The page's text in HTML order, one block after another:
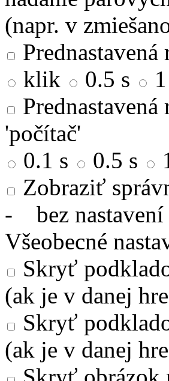
(napr. v
klik
0.5 s
'počítač'
0.1 s
0.5 s
Zobraziť
- bez nastavení
Všeobecné
Skryť
(ak je v danej
Skryť
(ak je v danej